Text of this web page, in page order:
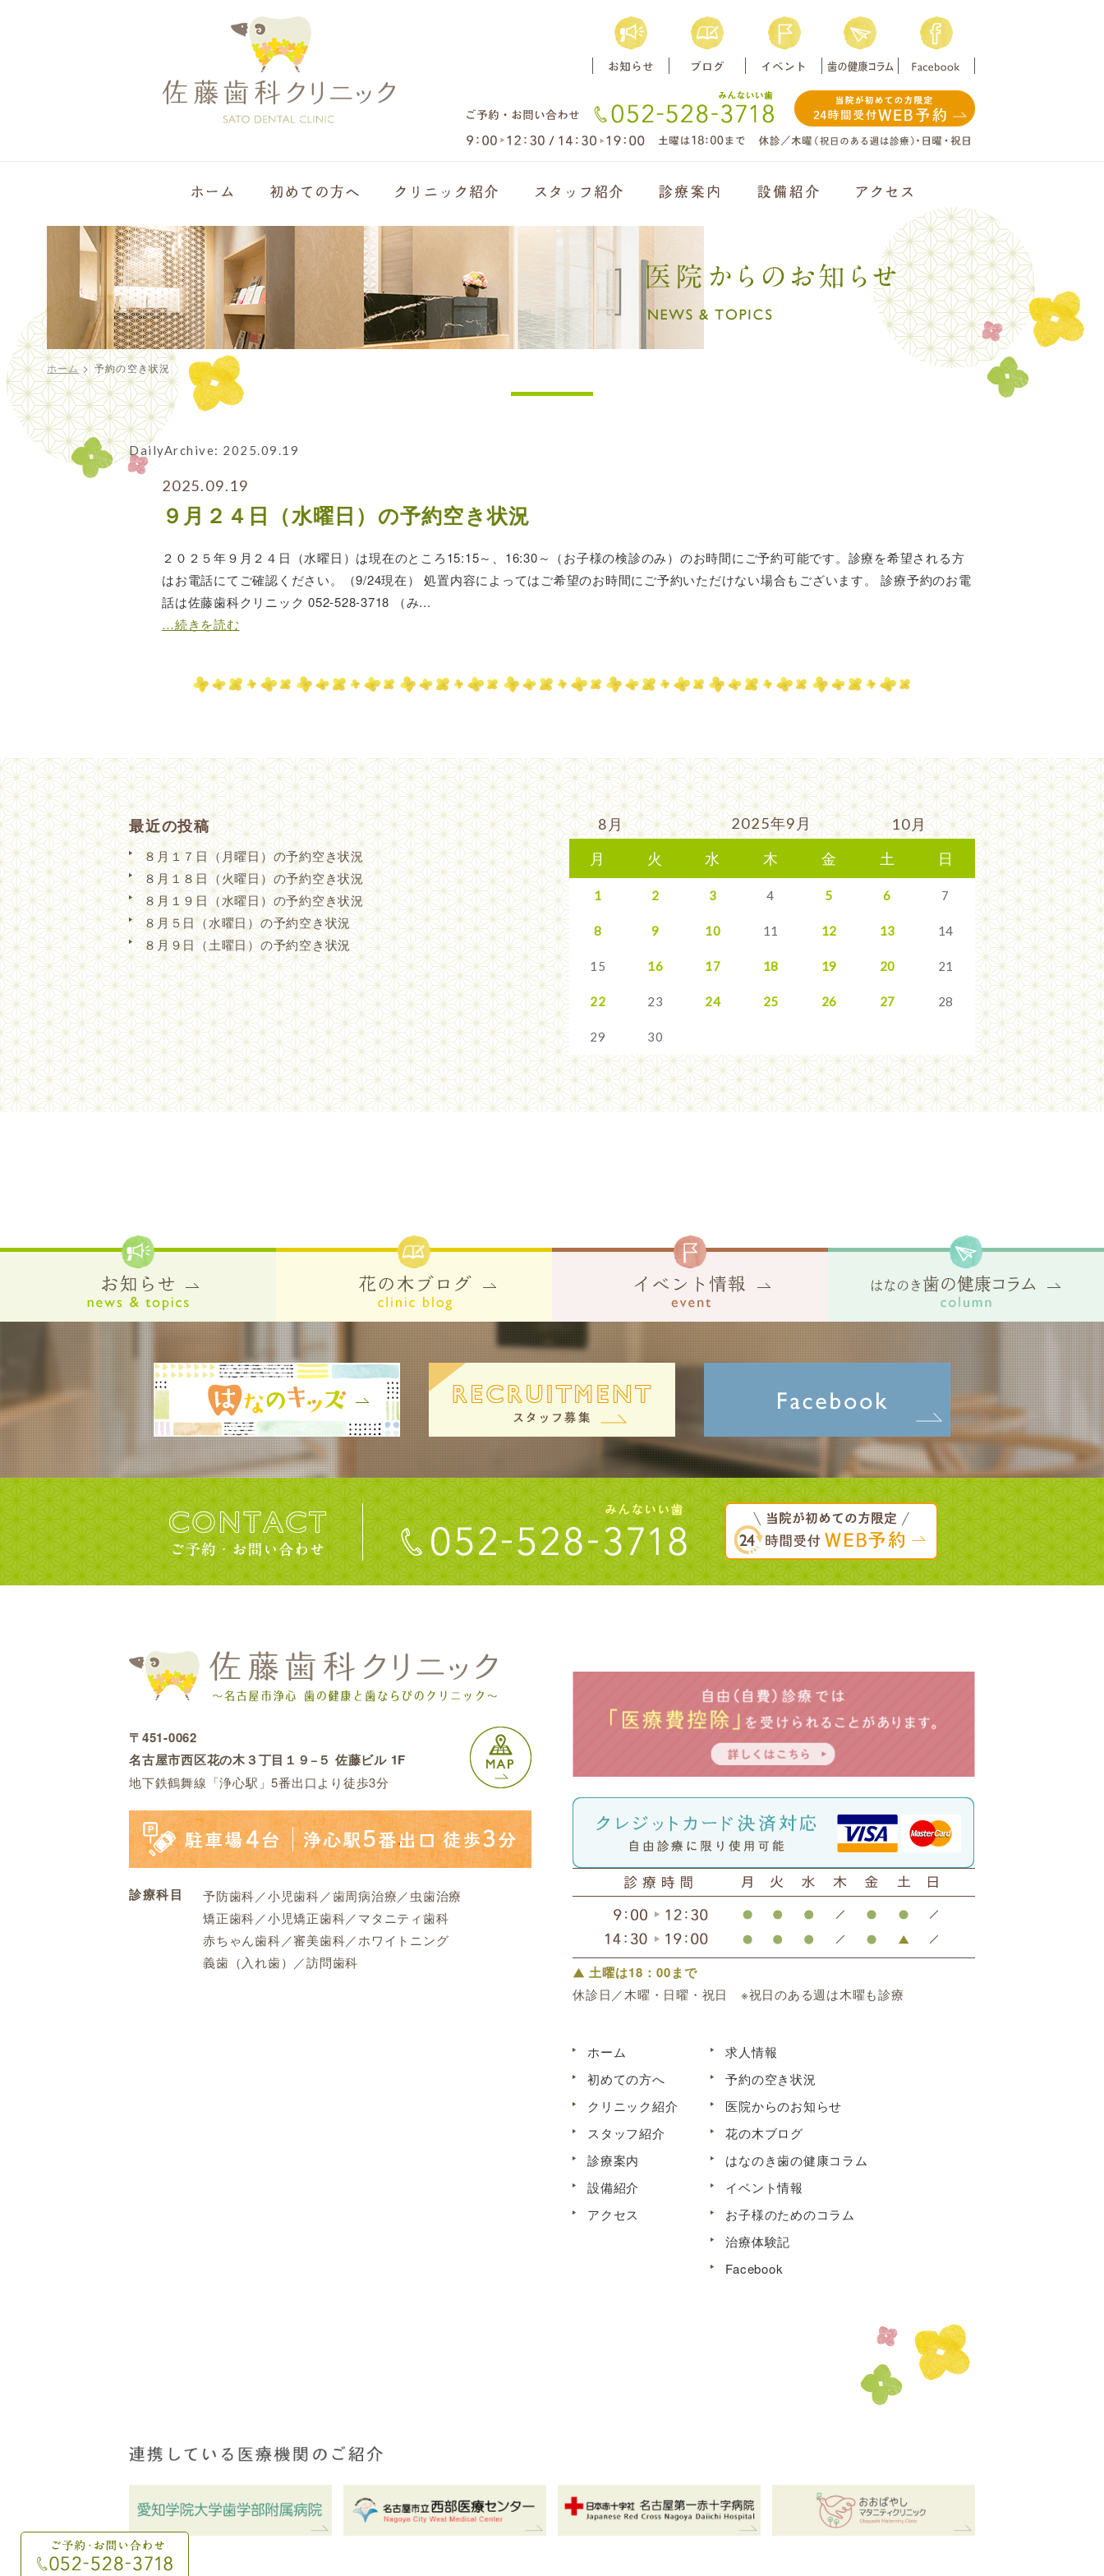
ホーム> 予約の空き状況
DailyArchive: 2025.09.19
2025.09.19
９月２４日（水曜日）の予約空き状況
２０２５年９月２４日（水曜日）は現在のところ15:15～、16:30～（お子様の検診のみ）のお時間にご予約可能です。診療を希望される方
はお電話にてご確認ください。（9/24現在） 処置内容によってはご希望のお時間にご予約いただけない場合もございます。 診療予約のお電
話は佐藤歯科クリニック 052-528-3718 （み...
…続きを読む
最近の投稿
８月１７日（月曜日）の予約空き状況
８月１８日（火曜日）の予約空き状況
８月１９日（水曜日）の予約空き状況
８月５日（水曜日）の予約空き状況
８月９日（土曜日）の予約空き状況
2025年9月
月
火 水 木 金 土 日
8月 10月
1 2 3 4 5 6 7
8 9 10 11 12 13 14
15 16 17 18 19 20 21
22 23 24 25 26 27 28
29 30
〒451-0062
名古屋市西区花の木３丁目１９−５ 佐藤ビル 1F
地下鉄鶴舞線「浄心駅」5番出口より徒歩3分
診療科目
予防歯科／小児歯科／歯周病治療／虫歯治療
矯正歯科／小児矯正歯科／マタニティ歯科
赤ちゃん歯科／審美歯科／ホワイトニング
義歯（入れ歯）／訪問歯科
土曜は18：00まで
休診日／木曜・日曜・祝日 ※祝日のある週は木曜も診療
ホーム
初めての方へ
クリニック紹介
スタッフ紹介
診療案内
設備紹介
アクセス
求人情報
予約の空き状況
医院からのお知らせ
花の木ブログ
はなのき歯の健康コラム
イベント情報
お子様のためのコラム
治療体験記
Facebook